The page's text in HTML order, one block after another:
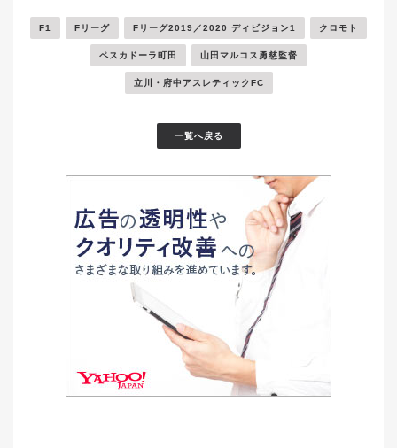
F1 Fリーグ Fリーグ2019／2020 ディビジョン1 クロモト
ペスカドーラ町田 山田マルコス勇慈監督
立川・府中アスレティックFC
一覧へ戻る